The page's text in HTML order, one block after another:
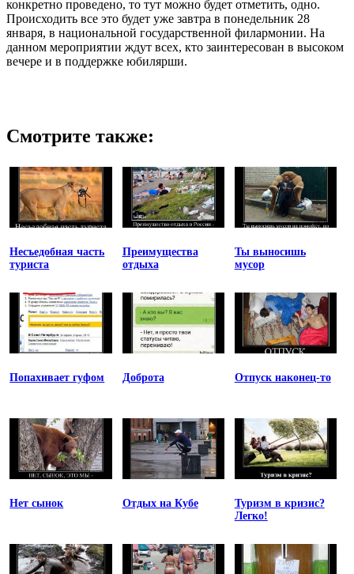
конкретно проведено, то тут можно будет отметить, одно.
Происходить все это будет уже завтра в понедельник 28
января, в национальной государственной филармонии. На
данном мероприятии ждут всех, кто заинтересован в высоком
вечере и в поддержке юбилярши.
Смотрите также:
Несъедобная часть
туриста
Преимущества
отдыха
Ты выносишь
мусор
Попахивает гуфом Доброта Отпуск наконец-то
Нет сынок Отдых на Кубе
Туризм в кризис?
Легко!